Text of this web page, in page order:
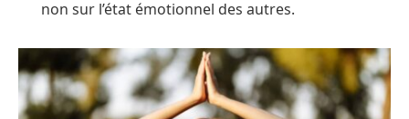
non sur l’état émotionnel des autres.